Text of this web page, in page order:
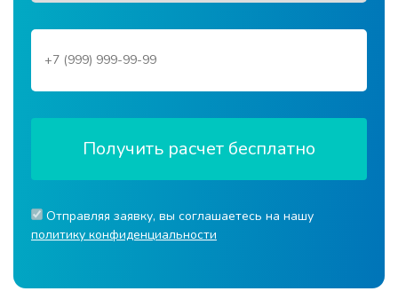
Получить расчет бесплатно
Отправляя заявку, вы соглашаетесь на нашу
политику конфиденциальности